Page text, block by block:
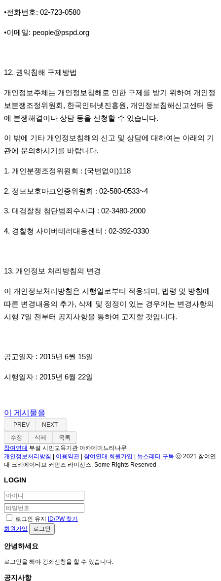
•전화번호: 02-723-0580
•이메일: people@pspd.org
12. 권익침해 구제방법
개인정보주체는 개인정보침해로 인한 구제를 받기 위하여 개인정
보분쟁조정위원회 , 한국인터넷진흥원 , 개인정보침해신고센터 등
에 분쟁해결이나 상담 등을 신청할 수 있습니다.
이 밖에 기타 개인정보침해의 신고 및 상담에 대하여는 아래의 기
관에 문의하시기를 바랍니다.
1. 개인분쟁조정위원회 : (국번없이 )118
2. 정보보호마크인증위원회 : 02-580-0533~4
3. 대검찰청 첨단범죄수사과 : 02-3480-2000
4. 경찰청 사이버테러대응센터 : 02-392-0330
13. 개인정보 처리방침의 변경
이 개인정보처리방침은 시행일로부터 적용되며 , 법령 및 방침에
따른 변경내용의 추가, 삭제 및 정정이 있는 경우에는 변경사항의
시행 7일 전부터 공지사항을 통하여 고지할 것입니다.
공고일자 : 2015년 6월 15일
시행일자 : 2015년 6월 22일
이 게시물을
PREV
NEXT
수정
삭제
목록
참여연대 부설 시민교육기관 아카데미느티나무
개인정보처리방침
이용약관 참여연대 회원가입 뉴스레터 구독 ⓒ 2021 참여연
대 크리에이티브 커먼즈 라이선스. Some Rights Reserved
LOGIN
로그인 유지
ID/PW 찾기
회원가입
로그인
안녕하세요
로그인을 해야 강좌신청을 할 수 있습니다.
공지사항